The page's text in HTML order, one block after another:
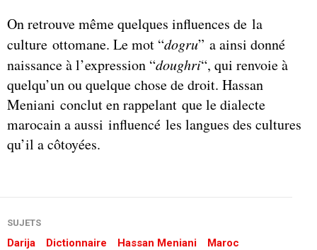
On retrouve même quelques influences de la
culture ottomane. Le mot “dogru” a ainsi donné
naissance à l’expression “doughri“, qui renvoie à
quelqu’un ou quelque chose de droit. Hassan
Meniani conclut en rappelant que le dialecte
marocain a aussi influencé les langues des cultures
qu’il a côtoyées.
SUJETS
Darija Dictionnaire Hassan Meniani Maroc